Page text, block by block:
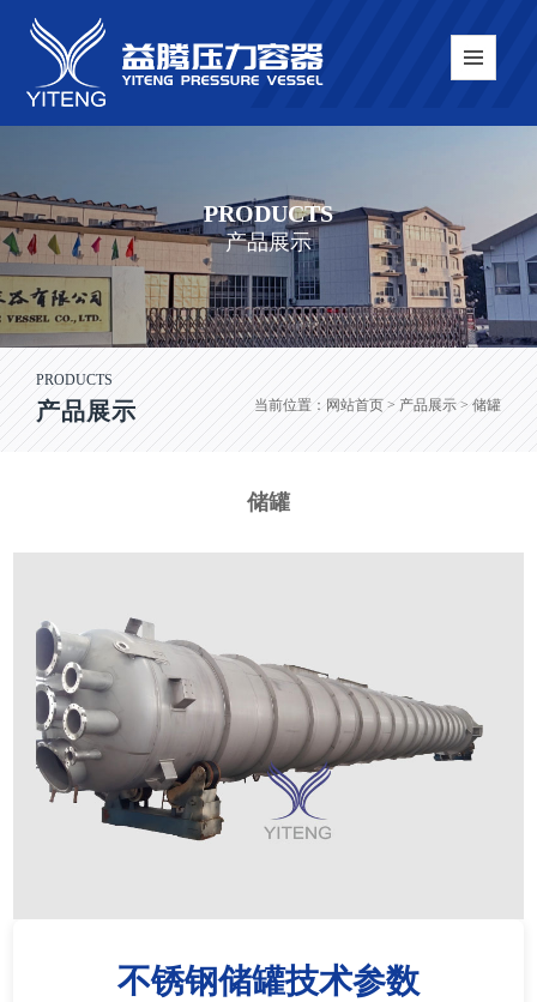
PRODUCTS
产品展示
PRODUCTS
产品展示 当前位置： 网站首页> 产品展示 > 储罐
储罐
不锈钢储罐技术参数